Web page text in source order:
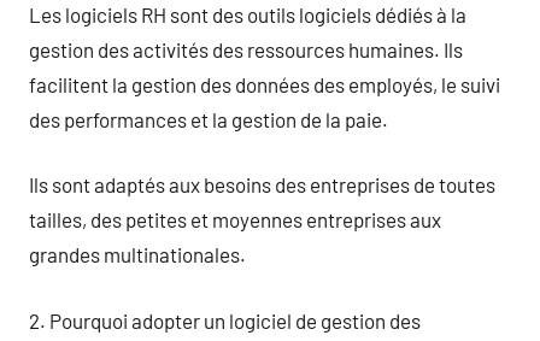
Les logiciels RH sont des outils logiciels dédiés à la
gestion des activités des ressources humaines. Ils
facilitent la gestion des données des employés, le suivi
des performances et la gestion de la paie.
Ils sont adaptés aux besoins des entreprises de toutes
tailles, des petites et moyennes entreprises aux
grandes multinationales.
2. Pourquoi adopter un logiciel de gestion des